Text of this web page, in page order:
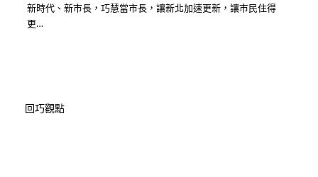
新時代、新市長，巧慧當市長，讓新北加速更新，讓市民住得
更…
回巧觀點